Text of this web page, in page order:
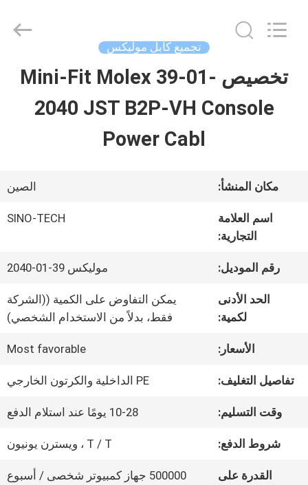
المنزل
فيديوهات
جولة
المصنع
الجودة
اتصل
تجميع كابل موليكس
تخصيص Mini-Fit Molex 39-01-
2040 JST B2P-VH Console
Power Cabl
مكان المنشأ: الصين
اسم العلامة
التجارية:
SINO-TECH
رقم الموديل: موليكس 39-01-2040
الحد الأدنى
لكمية:
يمكن التفاوض على الكمية ((الشركة
فقط، بدلاً من الاستخدام الشخصي)
الأسعار: Most favorable
تفاصيل التغليف: PE الداخلية والكرتون الخارجي
وقت التسليم: 10-28 يومًا عند استلام الدفع
شروط الدفع: T / T ، ويسترن يونيون
القدرة على
500000 جهاز كمبيوتر شخصى / أسبوع